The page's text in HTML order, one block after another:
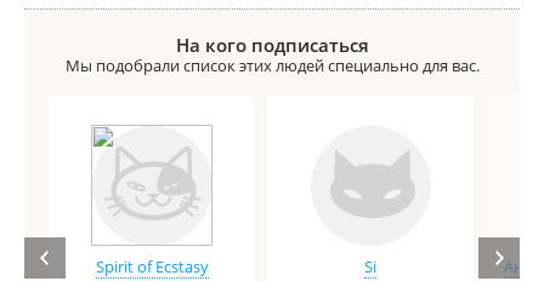
На кого подписаться
Мы подобрали список этих людей специально для вас.
Spirit of Ecstasy Si